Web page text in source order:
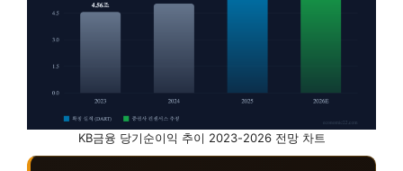
KB금융 당기순이익 추이 2023-2026 전망 차트